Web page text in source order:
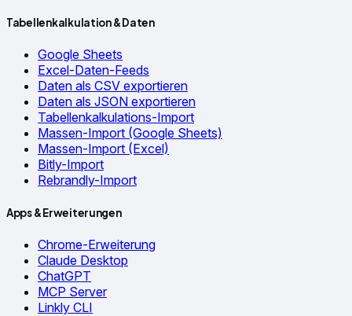
Tabellenkalkulation & Daten
Google Sheets
Excel-Daten-Feeds
Daten als CSV exportieren
Daten als JSON exportieren
Tabellenkalkulations-Import
Massen-Import (Google Sheets)
Massen-Import (Excel)
Bitly-Import
Rebrandly-Import
Apps & Erweiterungen
Chrome-Erweiterung
Claude Desktop
ChatGPT
MCP Server
Linkly CLI